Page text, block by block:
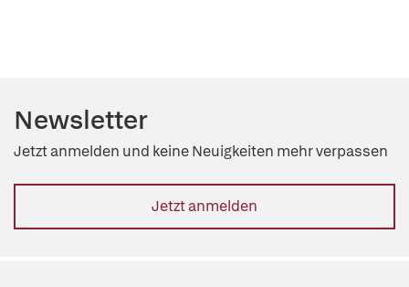
Newsletter
Jetzt anmelden und keine Neuigkeiten mehr verpassen
Jetzt anmelden